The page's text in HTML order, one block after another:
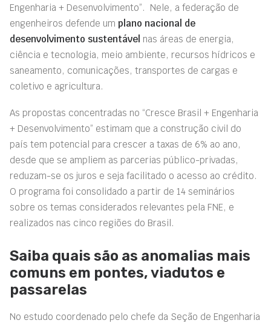
Engenharia + Desenvolvimento”. Nele, a federação de
engenheiros defende um plano nacional de
desenvolvimento sustentável nas áreas de energia,
ciência e tecnologia, meio ambiente, recursos hídricos e
saneamento, comunicações, transportes de cargas e
coletivo e agricultura.
As propostas concentradas no “Cresce Brasil + Engenharia
+ Desenvolvimento” estimam que a construção civil do
país tem potencial para crescer a taxas de 6% ao ano,
desde que se ampliem as parcerias público-privadas,
reduzam-se os juros e seja facilitado o acesso ao crédito.
O programa foi consolidado a partir de 14 seminários
sobre os temas considerados relevantes pela FNE, e
realizados nas cinco regiões do Brasil.
Saiba quais são as anomalias mais
comuns em pontes, viadutos e
passarelas
No estudo coordenado pelo chefe da Seção de Engenharia